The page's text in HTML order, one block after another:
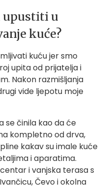
upustiti u
kuće?
kuću jer smo
upita od prijatelja i
Nakon razmišljanja
vide ljepotu moje
se činila kao da će
kompletno od drva,
kakav su imale kuće
i aparatima.
i vanjska terasa s
Čevo i okolna